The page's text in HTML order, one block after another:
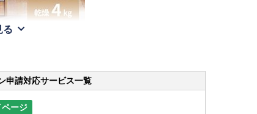
る
申請対応サービス一覧
ページ